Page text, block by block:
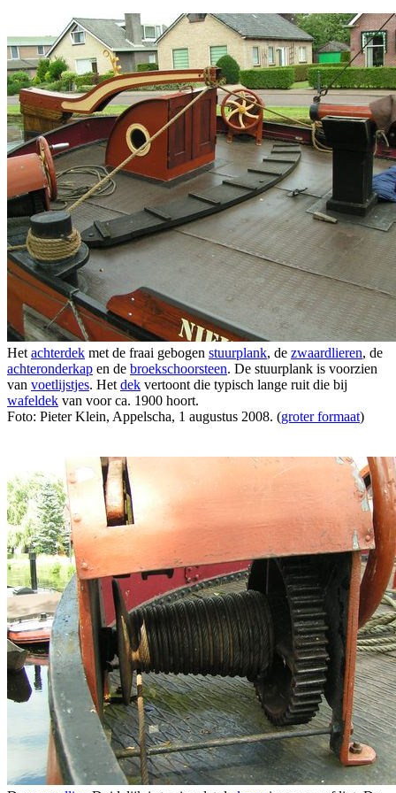
Het achterdek met de fraai gebogen stuurplank, de zwaardlieren, de
achteronderkap en de broekschoorsteen. De stuurplank is voorzien
van voetlijstjes. Het dek vertoont die typisch lange ruit die bij
wafeldek van voor ca. 1900 hoort.
Foto: Pieter Klein, Appelscha, 1 augustus 2008. (groter formaat)